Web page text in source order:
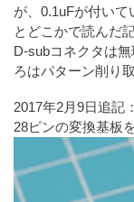
が、0.1uFが付い
とどこかで読んだ
D-subコネクタは
ろはパターン削り
2017年2月9日追記：
28ピンの変換基板